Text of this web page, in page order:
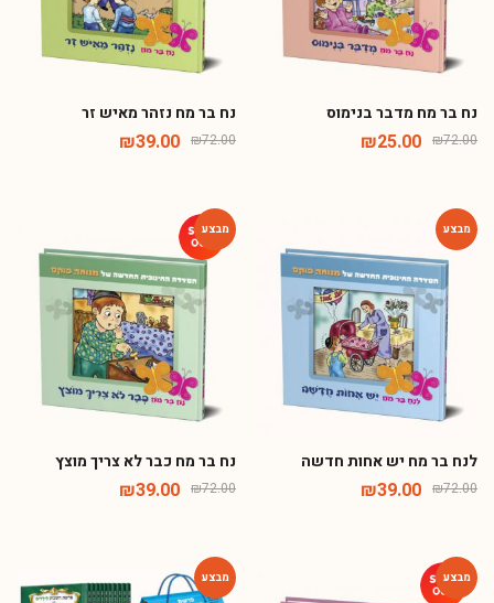
נח בר מח מדבר בנימוס
₪72.00
₪25.00
נח בר מח נזהר מאיש זר
₪72.00
₪39.00
לנח בר מח יש אחות חדשה
₪72.00
₪39.00
נח בר מח כבר לא צריך מוצץ
₪72.00
₪39.00